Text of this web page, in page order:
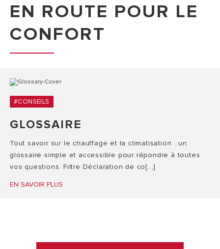
EN ROUTE POUR LE
CONFORT
#CONSEILS
GLOSSAIRE
Tout savoir sur le chauffage et la climatisation : un
glossaire simple et accessible pour répondre à toutes
vos questions. Filtre Déclaration de co[...]
EN SAVOIR PLUS